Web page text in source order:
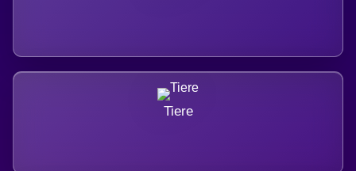
Tiere